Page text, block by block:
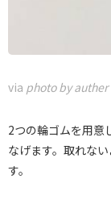
via photo by auther
2つの輪ゴムを用意
なげます。取れな
す。